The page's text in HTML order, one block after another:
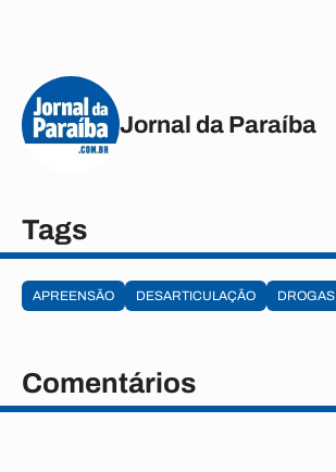
Jornal da Paraíba
Tags
APREENSÃO DESARTICULAÇÃO DROGAS
Comentários